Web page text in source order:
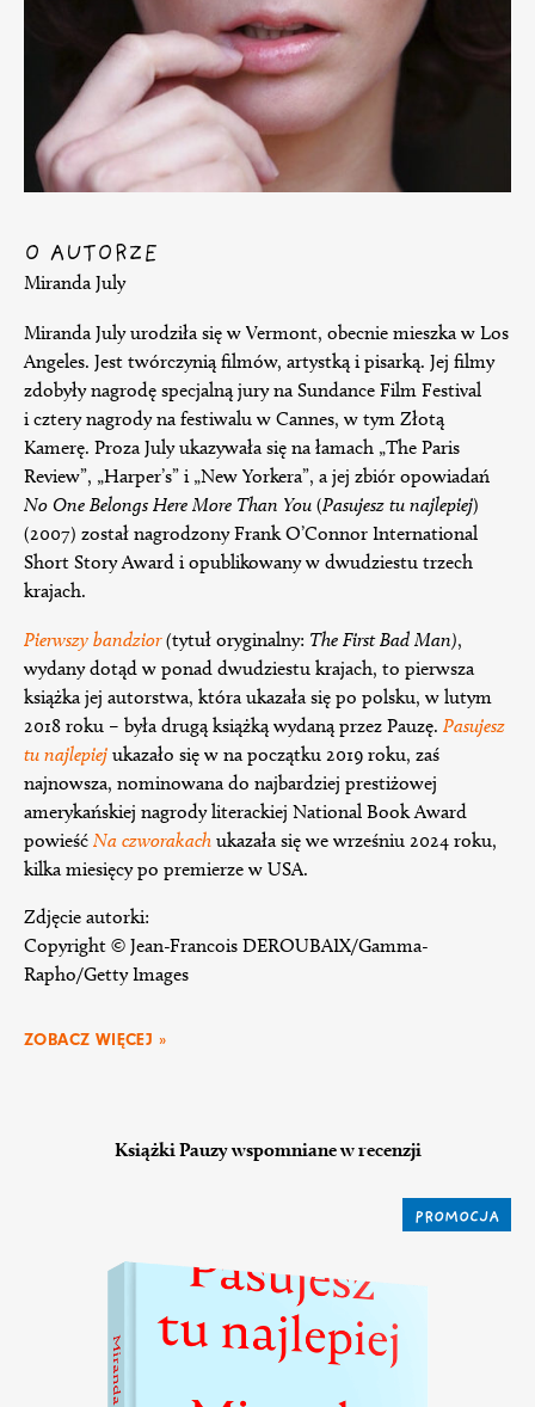
O AUTORZE
Miranda July
Miranda July urodziła się w Vermont, obecnie mieszka w Los
Angeles. Jest twórczynią filmów, artystką i pisarką. Jej filmy
zdobyły nagrodę specjalną jury na Sundance Film Festival
i cztery nagrody na festiwalu w Cannes, w tym Złotą
Kamerę. Proza July ukazywała się na łamach „The Paris
Review”, „Harper’s” i „New Yorkera”, a jej zbiór opowiadań
No One Belongs Here More Than You (Pasujesz tu najlepiej)
(2007) został nagrodzony Frank O’Connor International
Short Story Award i opublikowany w dwudziestu trzech
krajach.
Pierwszy bandzior(tytuł oryginalny: The First Bad Man),
wydany dotąd w ponad dwudziestu krajach, to pierwsza
książka jej autorstwa, która ukazała się po polsku, w lutym
2018 roku – była drugą książką wydaną przez Pauzę. Pasujesz
tu najlepiej ukazało się w na początku 2019 roku, zaś
najnowsza, nominowana do najbardziej prestiżowej
amerykańskiej nagrody literackiej National Book Award
powieść Na czworakach ukazała się we wrześniu 2024 roku,
kilka miesięcy po premierze w USA.
Zdjęcie autorki:
Copyright © Jean-Francois DEROUBAIX/Gamma-
Rapho/Getty Images
ZOBACZ WIĘCEJ »
Książki Pauzy wspomniane w recenzji
PROMOCJA